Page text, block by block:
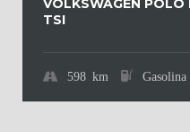
VOLKSWAGEN POLO
TSI
598 km Gasolina